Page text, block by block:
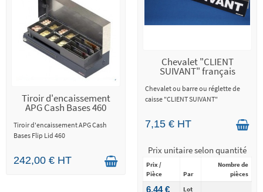
Tiroir d'encaissement
APG Cash Bases 460
Tiroir d'encaissement APG Cash
Bases Flip Lid 460
242,00 € HT
Chevalet "CLIENT
SUIVANT" français
Chevalet ou barre ou réglette de
caisse "CLIENT SUIVANT"
7,15 € HT
Prix unitaire selon quantité
Prix /
Pièce
Par
Nombre de
pièces
6,44 € Lot